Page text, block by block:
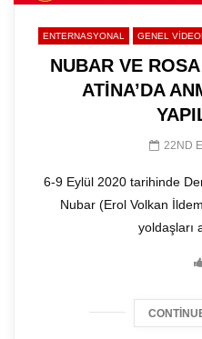
ENTERNASYONAL GENEL
NUBAR VE
ATİNA’DA
22ND
6-9 Eylül 2020 tarihinde
Nubar (Erol Volkan
yoldaşları